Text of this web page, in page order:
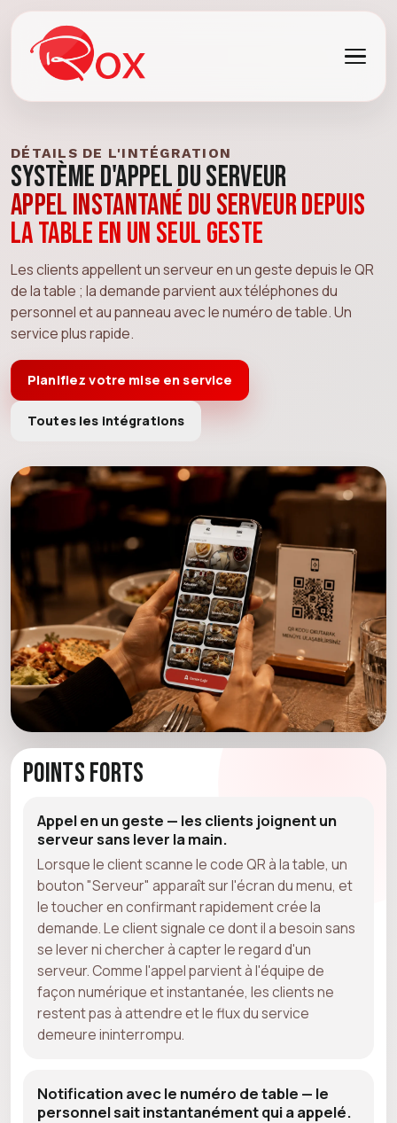
DÉTAILS DE L'INTÉGRATION
Système d'appel du serveur
Appel instantané du serveur depuis
la table en un seul geste
Les clients appellent un serveur en un geste depuis le QR
de la table ; la demande parvient aux téléphones du
personnel et au panneau avec le numéro de table. Un
service plus rapide.
Planifiez votre mise en service
Toutes les intégrations
Points forts
Appel en un geste — les clients joignent un
serveur sans lever la main.
Lorsque le client scanne le code QR à la table, un
bouton "Serveur" apparaît sur l'écran du menu, et
le toucher en confirmant rapidement crée la
demande. Le client signale ce dont il a besoin sans
se lever ni chercher à capter le regard d'un
serveur. Comme l'appel parvient à l'équipe de
façon numérique et instantanée, les clients ne
restent pas à attendre et le flux du service
demeure ininterrompu.
Notification avec le numéro de table — le
personnel sait instantanément qui a appelé.